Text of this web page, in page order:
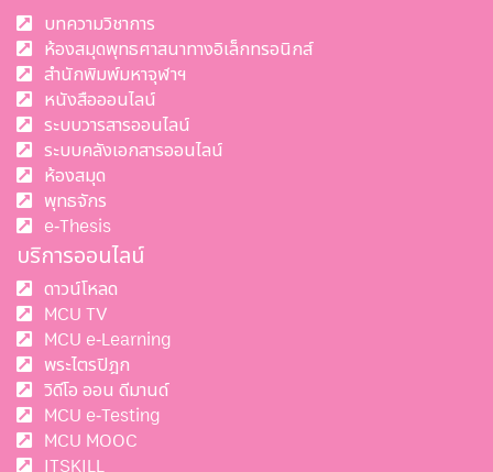
บทความวิชาการ
ห้องสมุดพุทธศาสนาทางอิเล็กทรอนิกส์
สำนักพิมพ์มหาจุฬาฯ
หนังสือออนไลน์
ระบบวารสารออนไลน์
ระบบคลังเอกสารออนไลน์
ห้องสมุด
พุทธจักร
e-Thesis
บริการออนไลน์
ดาวน์โหลด
MCU TV
MCU e-Learning
พระไตรปิฎก
วิดีโอ ออน ดีมานด์
MCU e-Testing
MCU MOOC
ITSKILL